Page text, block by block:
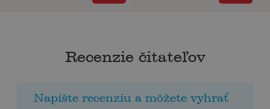
Recenzie čitateľov
Napíšte recenziu a môžete vyhrať